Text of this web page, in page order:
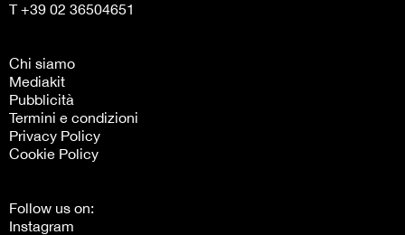
T +39 02 36504651
Chi siamo
Mediakit
Pubblicità
Termini e condizioni
Privacy Policy
Cookie Policy
Follow us on:
Instagram